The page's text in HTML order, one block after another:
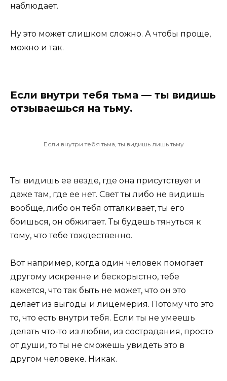
наблюдает.
Ну это может слишком сложно. А чтобы проще,
можно и так.
Если внутри тебя тьма — ты видишь
отзываешься на тьму.
Если внутри тебя тьма, ты видишь лишь тьму
Ты видишь ее везде, где она присутствует и
даже там, где ее нет. Свет ты либо не видишь
вообще, либо он тебя отталкивает, ты его
боишься, он обжигает. Ты будешь тянуться к
тому, что тебе тождественно.
Вот например, когда один человек помогает
другому искренне и бескорыстно, тебе
кажется, что так быть не может, что он это
делает из выгоды и лицемерия. Потому что это
то, что есть внутри тебя. Если ты не умеешь
делать что-то из любви, из сострадания, просто
от души, то ты не сможешь увидеть это в
другом человеке. Никак.